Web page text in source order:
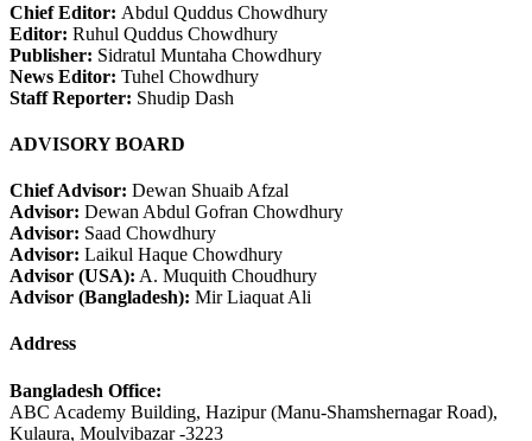
Chief Editor: Abdul Quddus Chowdhury
Editor: Ruhul Quddus Chowdhury
Publisher: Sidratul Muntaha Chowdhury
News Editor: Tuhel Chowdhury
Staff Reporter: Shudip Dash
ADVISORY BOARD
Chief Advisor: Dewan Shuaib Afzal
Advisor: Dewan Abdul Gofran Chowdhury
Advisor: Saad Chowdhury
Advisor: Laikul Haque Chowdhury
Advisor (USA): A. Muquith Choudhury
Advisor (Bangladesh): Mir Liaquat Ali
Address
Bangladesh Office:
ABC Academy Building, Hazipur (Manu-Shamshernagar Road),
Kulaura, Moulvibazar -3223